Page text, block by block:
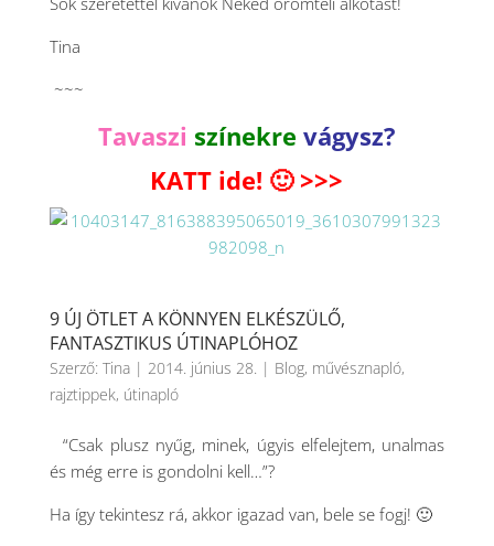
Tina
~~~
Tavaszi színekre vágysz?
KATT ide! 🙂 >>>
9 ÚJ ÖTLET A KÖNNYEN ELKÉSZÜLŐ,
FANTASZTIKUS ÚTINAPLÓHOZ
Szerző: Tina| 2014. június 28. | Blog, művésznapló,
rajztippek, útinapló
“Csak plusz nyűg, minek, úgyis elfelejtem, unalmas
és még erre is gondolni kell…”?
Ha így tekintesz rá, akkor igazad van, bele se fogj! 🙂